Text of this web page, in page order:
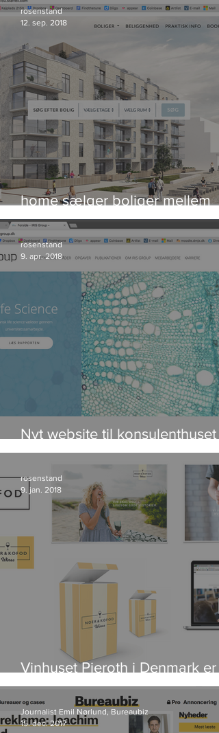
home sælger boliger mellem
himmel og hav
rosenstand
12. sep. 2018
Nyt website til konsulenthuset
IRIS Group
rosenstand
9. apr. 2018
Vinhuset Pieroth i Denmark er
blevet til Noer & Kofod Wines
rosenstand
9. jan. 2018
Journalist Emil Nørlund, Bureaubiz
15. dec. 2017